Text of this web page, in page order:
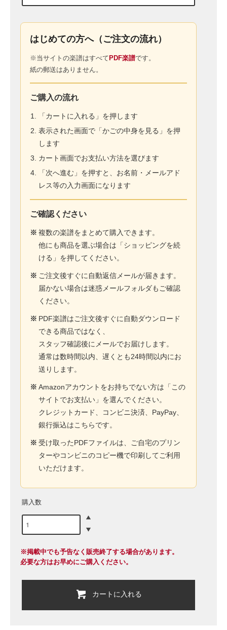
はじめての方へ（ご注文の流れ）
※当サイトの楽譜はすべてPDF楽譜です。
紙の郵送はありません。
ご購入の流れ
「カートに入れる」を押します
表示された画面で「かごの中身を見る」を押
します
カート画面でお支払い方法を選びます
「次へ進む」を押すと、お名前・メールアド
レス等の入力画面になります
ご確認ください
※ 複数の楽譜をまとめて購入できます。
他にも商品を選ぶ場合は「ショッピングを続
ける」を押してください。
※ ご注文後すぐに自動返信メールが届きます。
届かない場合は迷惑メールフォルダもご確認
ください。
※ PDF楽譜はご注文後すぐに自動ダウンロード
できる商品ではなく、
スタッフ確認後にメールでお届けします。
通常は数時間以内、遅くとも24時間以内にお
送りします。
※ Amazonアカウントをお持ちでない方は「この
サイトでお支払い」を選んでください。
クレジットカード、コンビニ決済、PayPay、
銀行振込はこちらです。
※ 受け取ったPDFファイルは、ご自宅のプリン
ターやコンビニのコピー機で印刷してご利用
いただけます。
購入数
※掲載中でも予告なく販売終了する場合があります。
必要な方はお早めにご購入ください。
カートに入れる